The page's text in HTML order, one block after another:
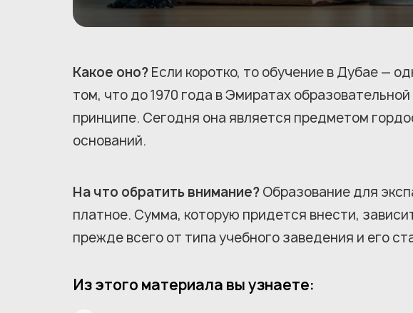
Какое оно? Если коротко, то обучение в Дубае —
том, что до 1970 года в Эмиратах
принципе. Сегодня она является предметом
оснований.
На что обратить внимание? Образование для
платное. Сумма, которую придется внести,
прежде всего от типа учебного заведения и его
Из этого материала вы узнаете: